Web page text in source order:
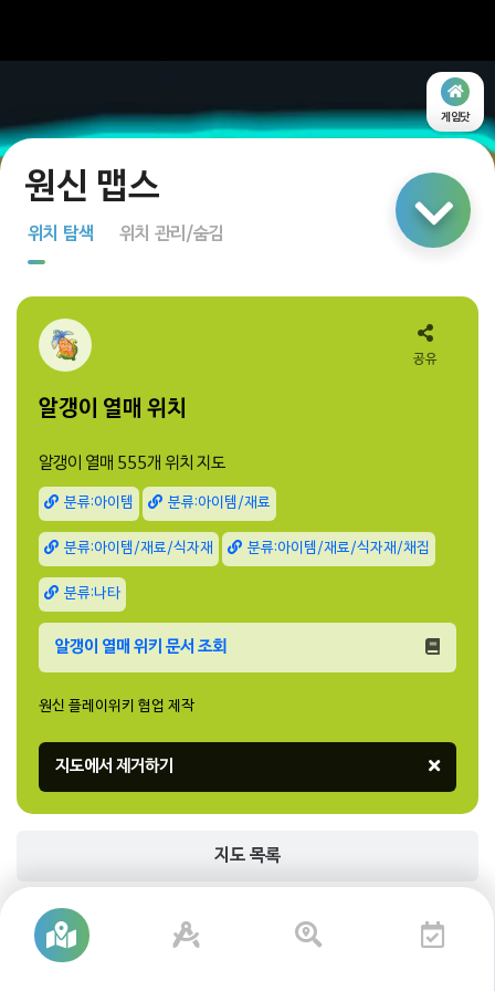
게임닷
링크 공유
위치 탐색 위치 관리/숨김
공유
알갱이 열매 위치
분류:아이템 분류:아이템/재료
분류:아이템/재료/식자재 분류:아이템/재료/식자재/채집
분류:나타
알갱이 열매 위키 문서 조회
원신 플레이위키 협업 제작
지도 목록